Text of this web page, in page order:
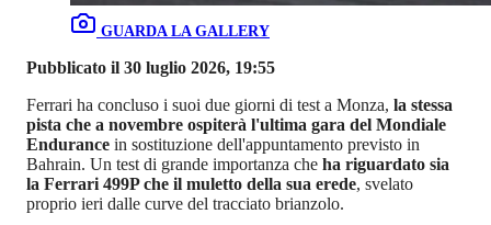
GUARDA LA GALLERY
Pubblicato il 30 luglio 2026, 19:55
Ferrari ha concluso i suoi due giorni di test a Monza, la stessa
pista che a novembre ospiterà l'ultima gara del Mondiale
Endurance in sostituzione dell'appuntamento previsto in
Bahrain. Un test di grande importanza che ha riguardato sia
la Ferrari 499P che il muletto della sua erede, svelato
proprio ieri dalle curve del tracciato brianzolo.